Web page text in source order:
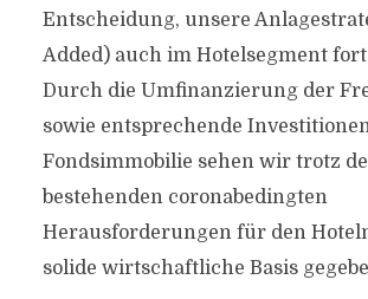
Entscheidung, unsere
Added) auch im Hotelsegment
Durch die Umfinanzierung der
sowie entsprechende
Fondsimmobilie sehen wir trotz
bestehenden coronabedingten
Herausforderungen für den
solide wirtschaftliche Basis